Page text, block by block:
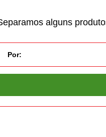
alguns
Por: